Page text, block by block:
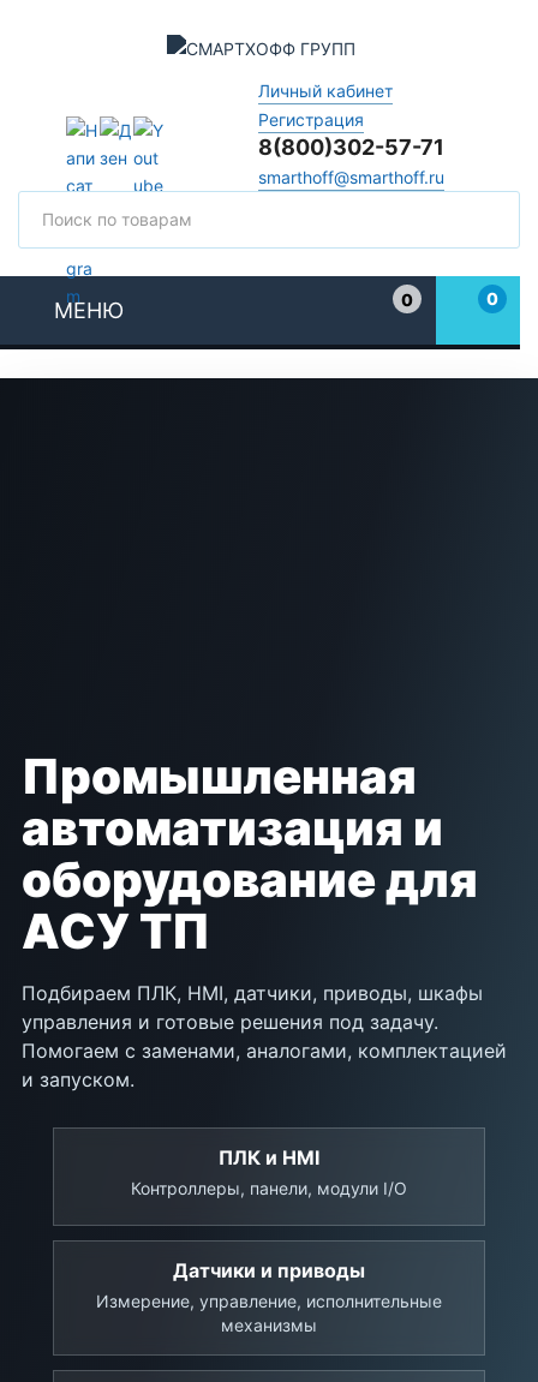
СМАРТХОФФ ГРУПП
Личный кабинет
Регистрация
8(800)302-57-71
smarthoff@smarthoff.ru
МЕНЮ
0
0
Промышленная
автоматизация и
оборудование для
АСУ ТП
Подбираем ПЛК, HMI, датчики, приводы, шкафы
управления и готовые решения под задачу.
Помогаем с заменами, аналогами, комплектацией
и запуском.
ПЛК и HMI
Контроллеры, панели, модули I/O
Датчики и приводы
Измерение, управление, исполнительные
механизмы